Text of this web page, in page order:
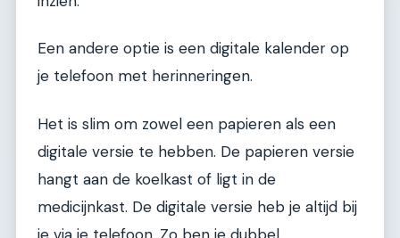
Een andere optie is een digitale kalender op
je telefoon met herinneringen.
Het is slim om zowel een papieren als een
digitale versie te hebben. De papieren versie
hangt aan de koelkast of ligt in de
medicijnkast. De digitale versie heb je altijd bij